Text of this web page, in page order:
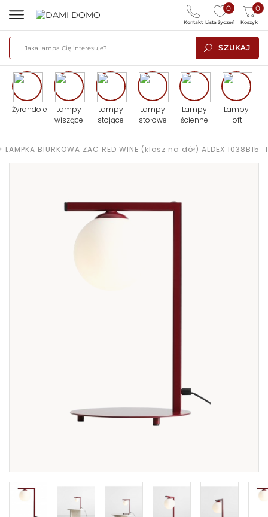
SZUKAJ
0
Lista życzeń
0
Koszyk
Kontakt
Żyrandole
Lampy
wiszące
Lampy
stojące
Lampy
stołowe
Lampy
ścienne
Lampy
loft
LAMPKA BIURKOWA ZAC RED WINE (klosz na dół) ALDEX 1038B15_1